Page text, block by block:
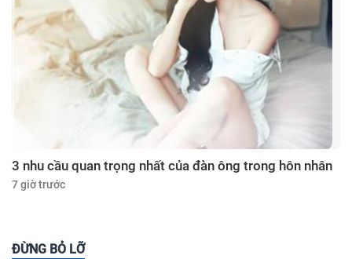
3 nhu cầu quan trọng nhất của đàn ông trong hôn nhân
7 giờ trước
ĐỪNG BỎ LỠ